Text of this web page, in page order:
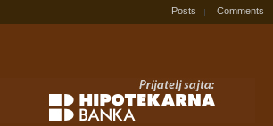
Posts Comments